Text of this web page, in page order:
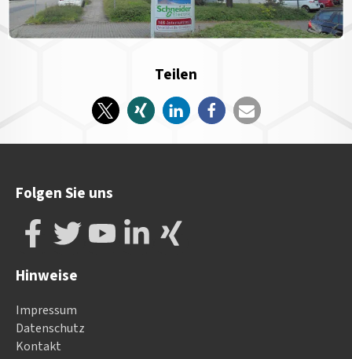
Teilen
Folgen Sie uns
Hinweise
Impressum
Datenschutz
Kontakt